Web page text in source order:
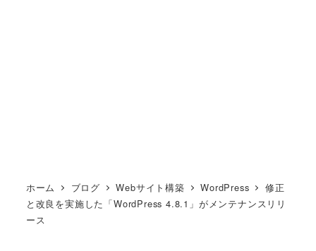
ホーム ブログ Webサイト構築 WordPress
修正
と改良を実施した「WordPress 4.8.1」がメンテナンスリリ
ース